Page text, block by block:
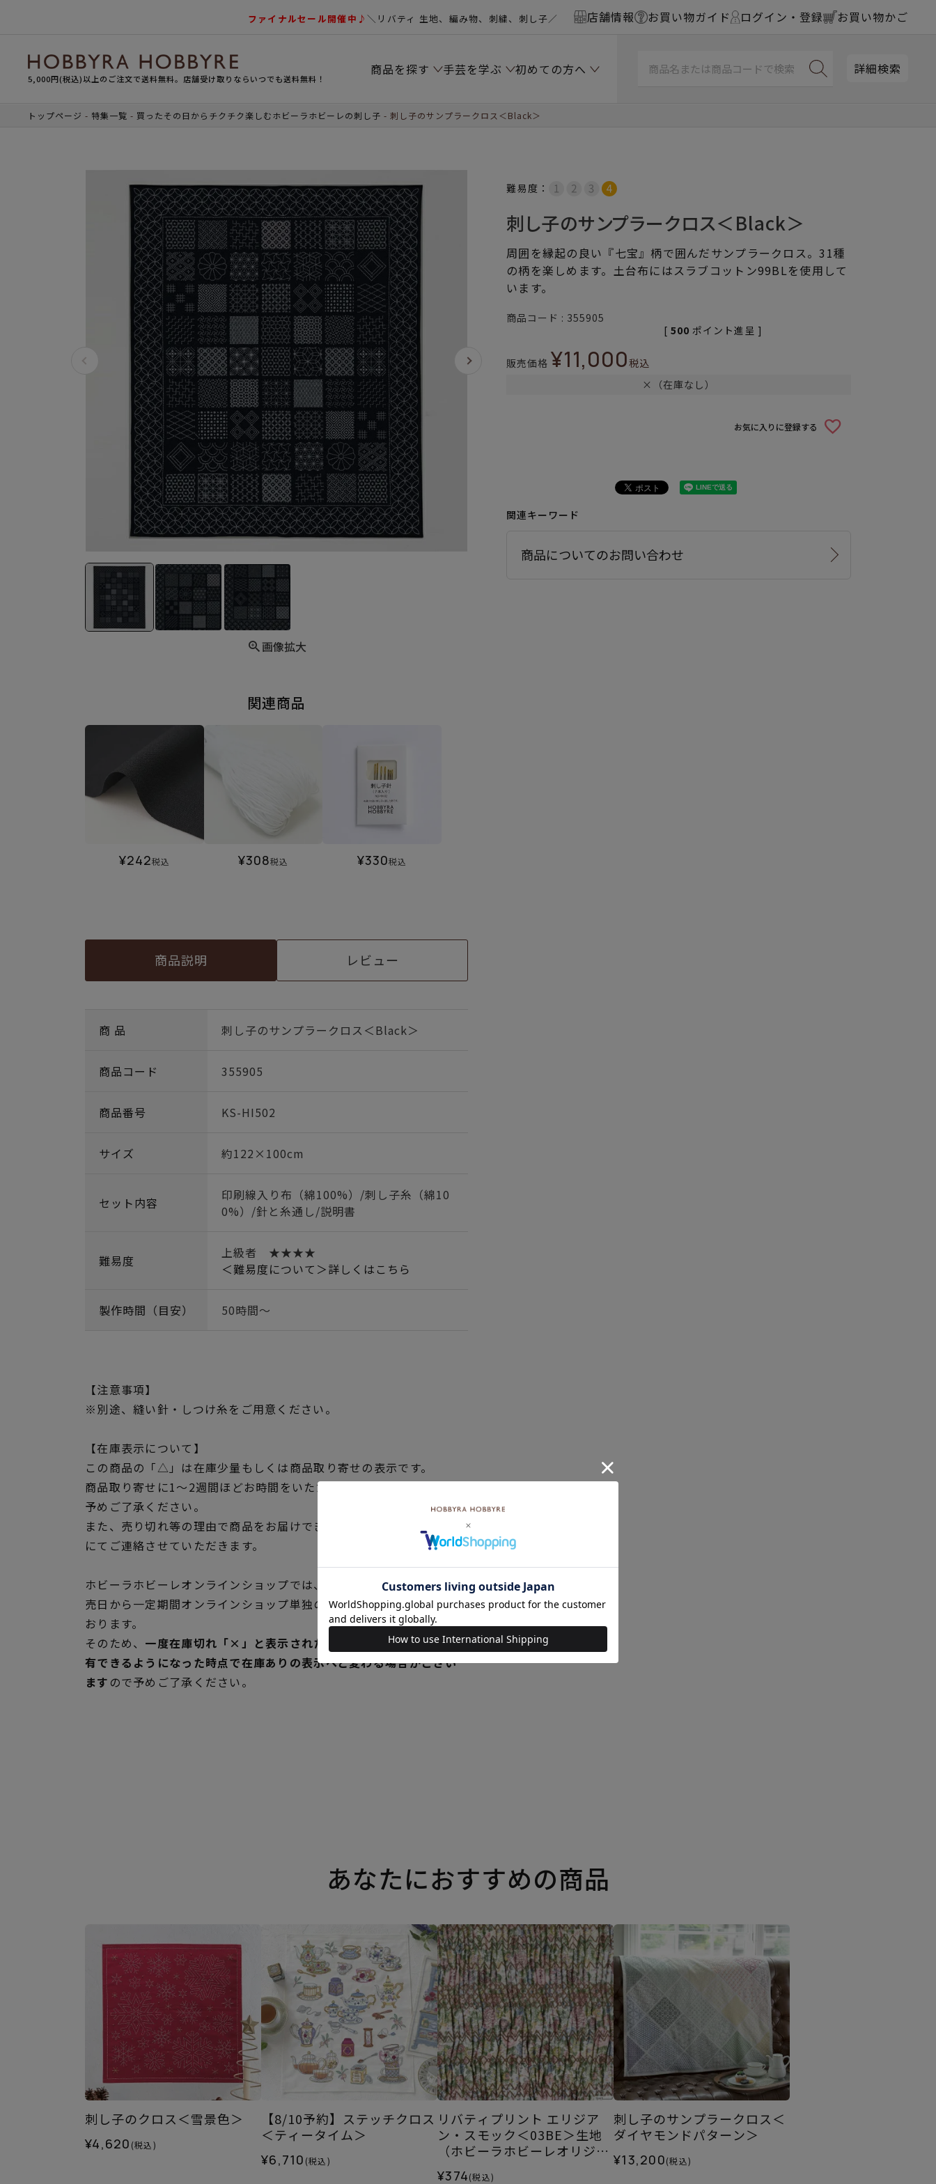
ファイナルセール開催中♪＼リバティ 生地、編み物、刺繍、刺し子／ 店舗情報 お買い物ガイド ログイン・登録 お買い物かご
5,000円(税込)以上のご注文で送料無料。店舗受け取りならいつでも送料無料！
商品を探す 手芸を学ぶ 初めての方へ 詳細検索
トップページ 特集一覧 買ったその日からチクチク楽しむホビーラホビーレの刺し子 刺し子のサンプラークロス＜Black＞
画像拡大
関連商品
¥242税込 ¥308税込 ¥330税込
商品説明 レビュー
商 品 刺し子のサンプラークロス＜Black＞
商品コード 355905
商品番号 KS-HI502
サイズ 約122×100cm
セット内容
印刷線入り布（綿100%）/刺し子糸（綿10
0%）/針と糸通し/説明書
難易度
上級者 ★★★★
＜難易度について＞詳しくはこちら
製作時間（目安） 50時間～
【注意事項】
※別途、縫い針・しつけ糸をご用意ください。
【在庫表示について】
この商品の「△」は在庫少量もしくは商品取り寄せの表示です。
商品取り寄せに1～2週間ほどお時間をいただく場合がございますので
予めご了承ください。
また、売り切れ等の理由で商品をお届けできない場合は、別途メール
にてご連絡させていただきます。
ホビーラホビーレオンラインショップでは、新発売の商品に限り、 発
売日から一定期間オンラインショップ単独の在庫にてご提供いたして
おります。
そのため、 一度在庫切れ「×」と表示された商品が実店舗と在庫を共
有できるようになった時点で在庫ありの表示へと変わる場合がござい
ます ので予めご了承ください。
難易度：
刺し子のサンプラークロス＜Black＞
周囲を縁起の良い『七宝』柄で囲んだサンプラークロス。31種
の柄を楽しめます。土台布にはスラブコットン99BLを使用して
います。
商品コード 355905
販売価格 ¥11,000税込
[ 500 ポイント進呈 ]
×（在庫なし）
お気に入りに登録する
関連キーワード
商品についてのお問い合わせ
あなたにおすすめの商品
刺し子のクロス＜雪景色＞
¥4,620 (税込)
【8/10予約】ステッチクロス
＜ティータイム＞
¥6,710 (税込)
リバティプリント エリジア
ン・スモック＜03BE＞生地
（ホビーラホビーレオリジナ
¥374(税込)
刺し子のサンプラークロス＜
ダイヤモンドパターン＞
¥13,200(税込)